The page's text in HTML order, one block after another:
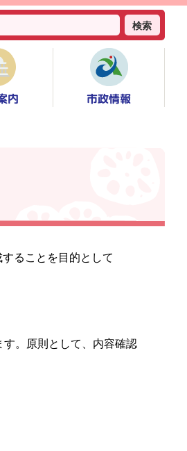
検索
内 市政情報
ることを目的として
。原則として、内容確認